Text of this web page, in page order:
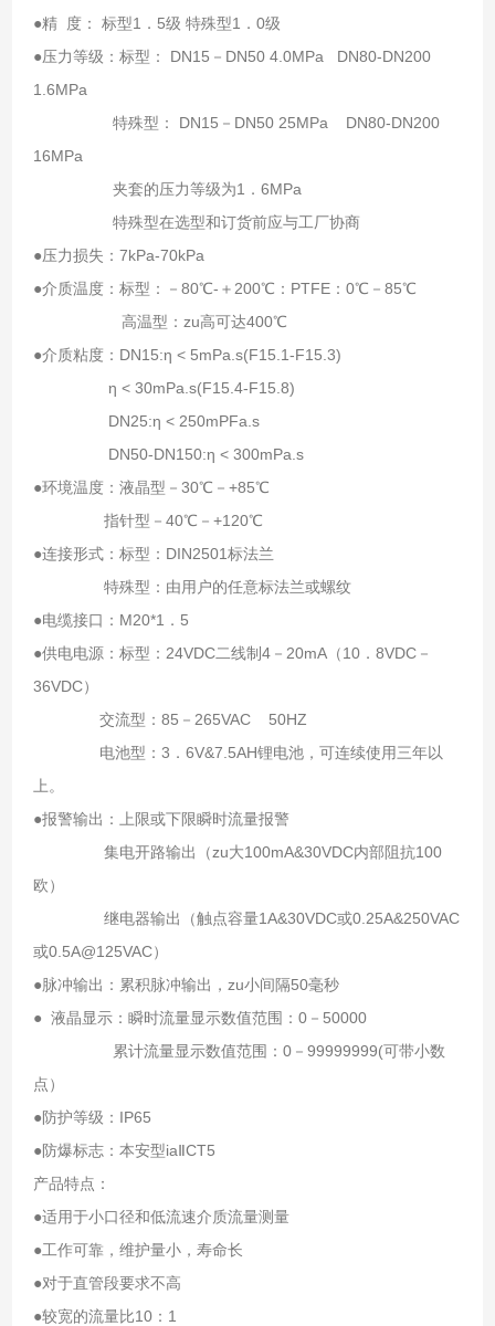
●精 度： 标型1．5级 特殊型1．0级
●压力等级：标型： DN15－DN50 4.0MPa DN80-DN200
1.6MPa
特殊型： DN15－DN50 25MPa DN80-DN200
16MPa
夹套的压力等级为1．6MPa
特殊型在选型和订货前应与工厂协商
●压力损失：7kPa-70kPa
●介质温度：标型：－80℃-＋200℃：PTFE：0℃－85℃
高温型：zu高可达400℃
●介质粘度：DN15:η < 5mPa.s(F15.1-F15.3)
η < 30mPa.s(F15.4-F15.8)
DN25:η < 250mPFa.s
DN50-DN150:η < 300mPa.s
●环境温度：液晶型－30℃－+85℃
指针型－40℃－+120℃
●连接形式：标型：DIN2501标法兰
特殊型：由用户的任意标法兰或螺纹
●电缆接口：M20*1．5
●供电电源：标型：24VDC二线制4－20mA（10．8VDC－
36VDC）
交流型：85－265VAC 50HZ
电池型：3．6V&7.5AH锂电池，可连续使用三年以
上。
●报警输出：上限或下限瞬时流量报警
集电开路输出（zu大100mA&30VDC内部阻抗100
欧）
继电器输出（触点容量1A&30VDC或0.25A&250VAC
或0.5A@125VAC）
●脉冲输出：累积脉冲输出，zu小间隔50毫秒
● 液晶显示：瞬时流量显示数值范围：0－50000
累计流量显示数值范围：0－99999999(可带小数
点）
●防护等级：IP65
●防爆标志：本安型iaⅡCT5
产品特点：
●适用于小口径和低流速介质流量测量
●工作可靠，维护量小，寿命长
●对于直管段要求不高
●较宽的流量比10：1